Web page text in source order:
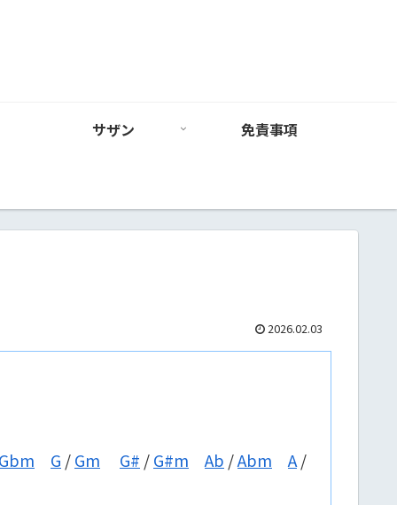
サザン 免責事項
2026.02.03
G /Gm G# /G#m Ab /Abm A/